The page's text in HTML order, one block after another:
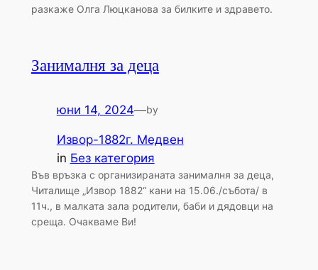
разкаже Олга Люцканова за билките и здравето.
Занималня за деца
юни 14, 2024—by
Извор-1882г. Медвен
in Без категория
Във връзка с организираната занималня за деца,
Читалище „Извор 1882“ кани на 15.06./събота/ в
11ч., в малката зала родители, баби и дядовци на
среща. Очакваме Ви!